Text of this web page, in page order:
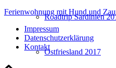
Roadtrip Sardinien
Ostfriesland 2017
Ferienwohnung mit Hund und
Impressum
Datenschutzerklärung
Kontakt